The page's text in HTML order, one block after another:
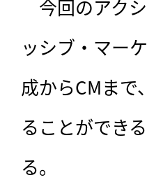
今回のアクシ
ッシブ・マー
成からCMま
ることができ
る。